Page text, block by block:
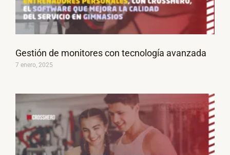
Gestión de monitores con tecnología avanzada
7 enero, 2025